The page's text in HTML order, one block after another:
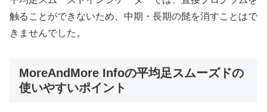
触ることができないため、中期・長期の髭を消すことはで
きませんでした。
MoreAndMore Infoの平均足スムーズドの
使いやすいポイント